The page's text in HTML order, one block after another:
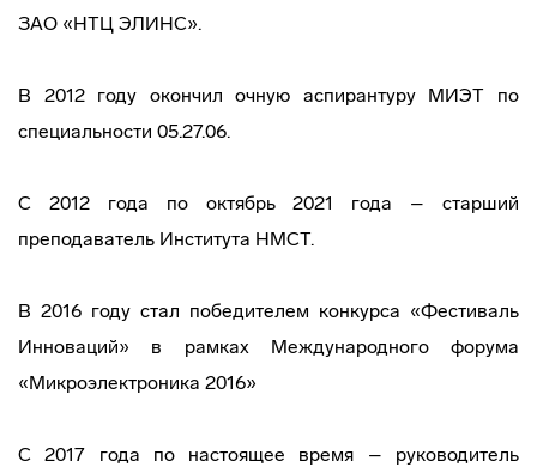
ЗАО «НТЦ ЭЛИНС».
В 2012 году окончил очную аспирантуру МИЭТ по
специальности 05.27.06.
С 2012 года по октябрь 2021 года – старший
преподаватель Института НМСТ.
В 2016 году стал победителем конкурса «Фестиваль
Инноваций» в рамках Международного форума
«Микроэлектроника 2016»
С 2017 года по настоящее время – руководитель